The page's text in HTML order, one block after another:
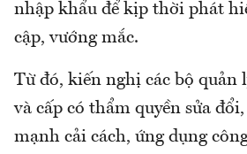
nhập khẩu để kịp thời phát
cập, vướng mắc.
Từ đó, kiến nghị các bộ quản
và cấp có thẩm quyền sửa
mạnh cải cách, ứng dụng